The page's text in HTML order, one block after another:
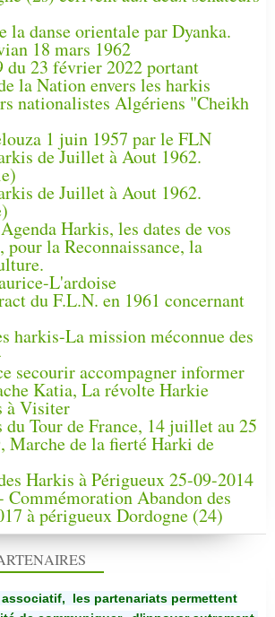
la danse orientale par Dyanka.
18 mars 1962
du 23 février 2022 portant
la Nation envers les harkis
nationalistes Algériens "Cheikh
1 juin 1957 par le FLN
de Juillet à Aout 1962.
de Juillet à Aout 1962.
Harkis, les dates de vos
pour la Reconnaissance, la
L'ardoise
du F.L.N. en 1961 concernant
harkis-La mission méconnue des
secourir accompagner informer
Katia, La révolte Harkie
à Visiter
du Tour de France, 14 juillet au 25
Marche de la fierté Harki de
Harkis à Périgueux 25-09-2014
Commémoration Abandon des
à périgueux Dordogne (24)
associatif, les partenariats permettent